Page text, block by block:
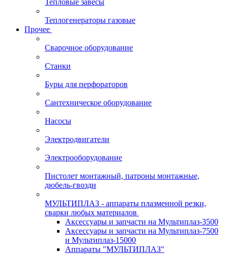
Тепловые завесы
Теплогенераторы газовые
Прочее
Сварочное оборудование
Станки
Буры для перфораторов
Сантехническое оборудование
Насосы
Электродвигатели
Электрооборудование
Пистолет монтажный, патроны монтажные,
дюбель-гвозди
МУЛЬТИПЛАЗ - аппараты плазменной резки,
сварки любых материалов
Аксессуары и запчасти на Мультиплаз-3500
Аксессуары и запчасти на Мультиплаз-7500
и Мультиплаз-15000
Аппараты "МУЛЬТИПЛАЗ"